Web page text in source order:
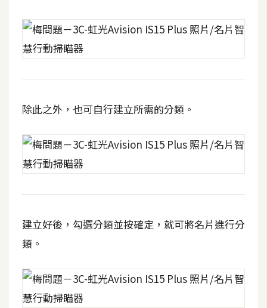
除此之外，也可自行建立所需的分類。
建立好後，勾選分類並按確定，就可將名片進行分
類。